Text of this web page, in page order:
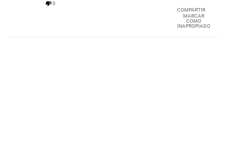
0
COMPARTIR
MARCAR
COMO
INAPROPIADO